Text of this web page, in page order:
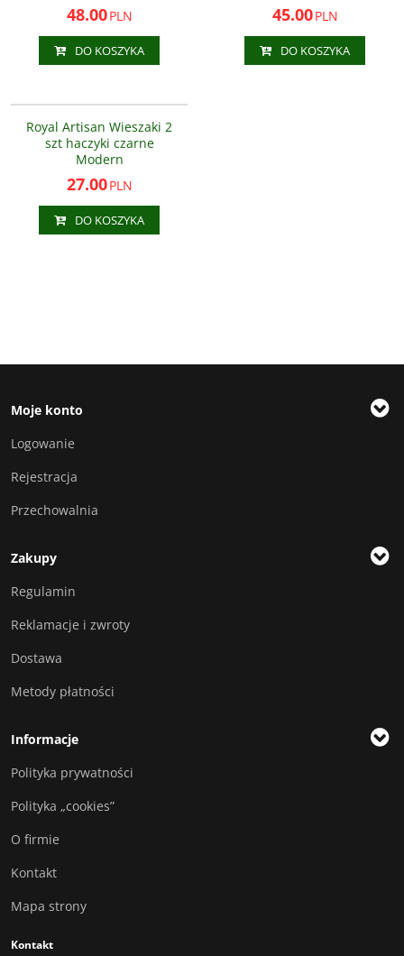
48.00PLN
DO KOSZYKA
45.00PLN
DO KOSZYKA
Royal Artisan Wieszaki 2
szt haczyki czarne
Modern
27.00PLN
DO KOSZYKA
Moje konto
Logowanie
Rejestracja
Przechowalnia
Zakupy
Regulamin
Reklamacje i zwroty
Dostawa
Metody płatności
Informacje
Polityka prywatności
Polityka „cookies”
O firmie
Kontakt
Mapa strony
Kontakt